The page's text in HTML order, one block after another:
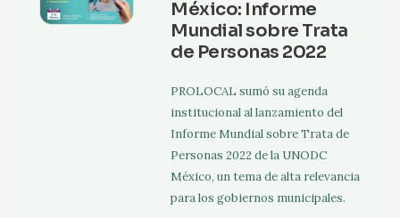
México: Informe
Mundial sobre Trata
de Personas 2022
PROLOCAL sumó su agenda
institucional al lanzamiento del
Informe Mundial sobre Trata de
Personas 2022 de la UNODC
México, un tema de alta relevancia
para los gobiernos municipales.